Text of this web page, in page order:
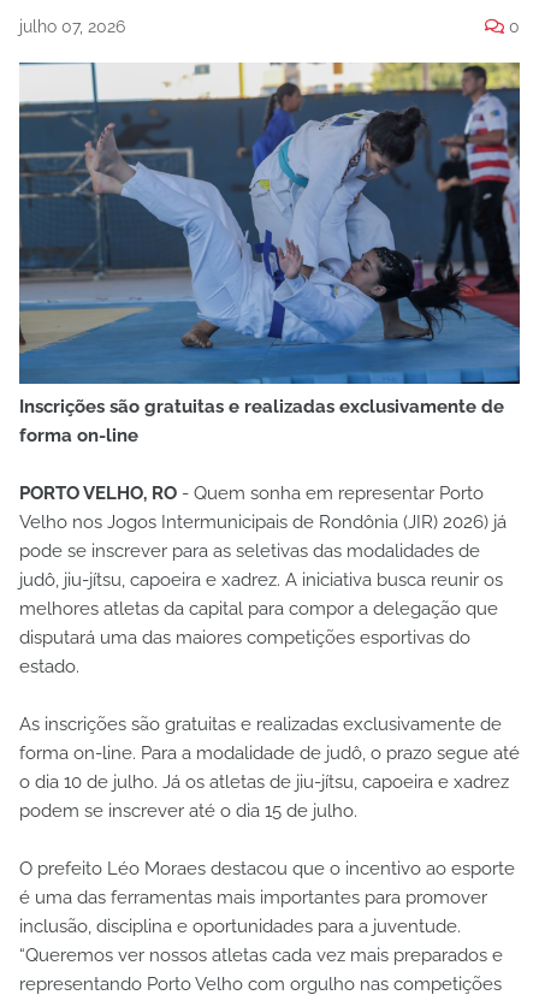
julho 07, 2026 0
Inscrições são gratuitas e realizadas exclusivamente de
forma on-line
PORTO VELHO, RO - Quem sonha em representar Porto
Velho nos Jogos Intermunicipais de Rondônia (JIR) 2026) já
pode se inscrever para as seletivas das modalidades de
judô, jiu-jítsu, capoeira e xadrez. A iniciativa busca reunir os
melhores atletas da capital para compor a delegação que
disputará uma das maiores competições esportivas do
estado.
As inscrições são gratuitas e realizadas exclusivamente de
forma on-line. Para a modalidade de judô, o prazo segue até
o dia 10 de julho. Já os atletas de jiu-jítsu, capoeira e xadrez
podem se inscrever até o dia 15 de julho.
O prefeito Léo Moraes destacou que o incentivo ao esporte
é uma das ferramentas mais importantes para promover
inclusão, disciplina e oportunidades para a juventude.
“Queremos ver nossos atletas cada vez mais preparados e
representando Porto Velho com orgulho nas competições